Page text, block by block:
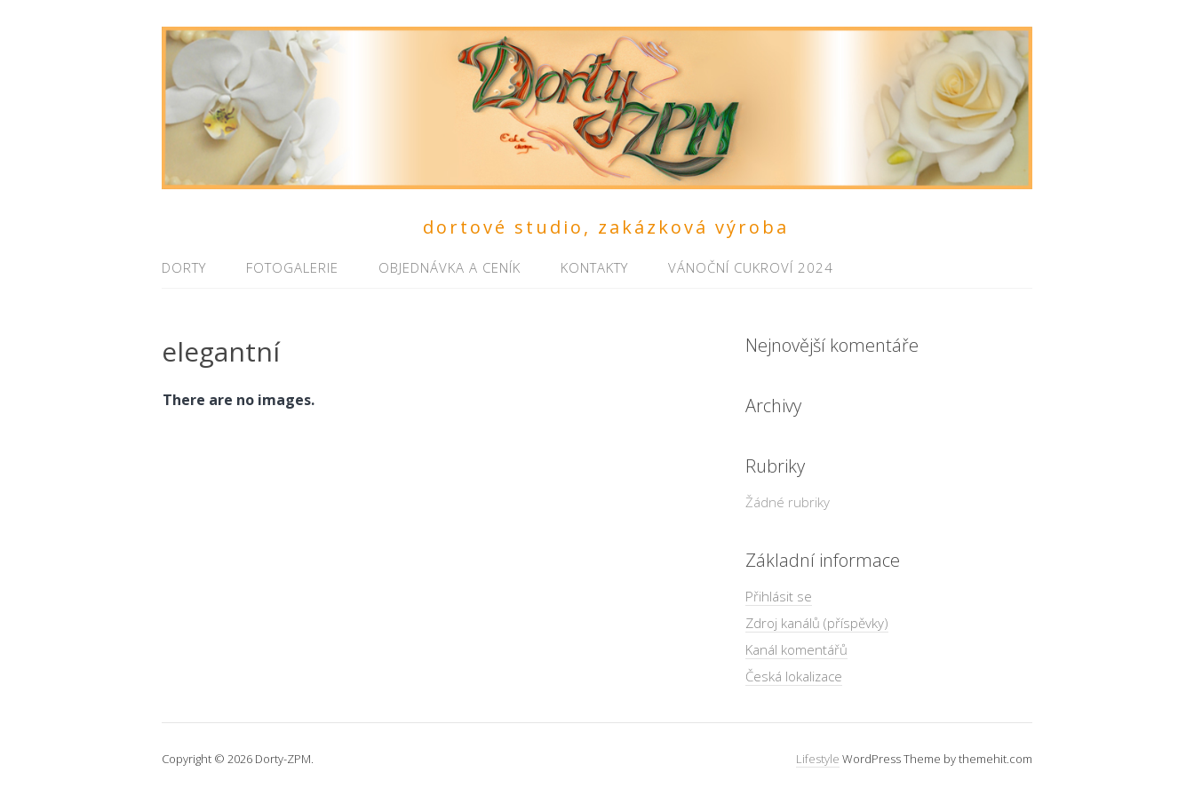
dortové studio, zakázková výroba
DORTY FOTOGALERIE OBJEDNÁVKA A CENÍK KONTAKTY VÁNOČNÍ CUKROVÍ 2024
elegantní
There are no images.
Nejnovější komentáře
Archivy
Rubriky
Žádné rubriky
Základní informace
Přihlásit se
Zdroj kanálů (příspěvky)
Kanál komentářů
Česká lokalizace
Copyright © 2026 Dorty-ZPM. Lifestyle WordPress Theme by themehit.com